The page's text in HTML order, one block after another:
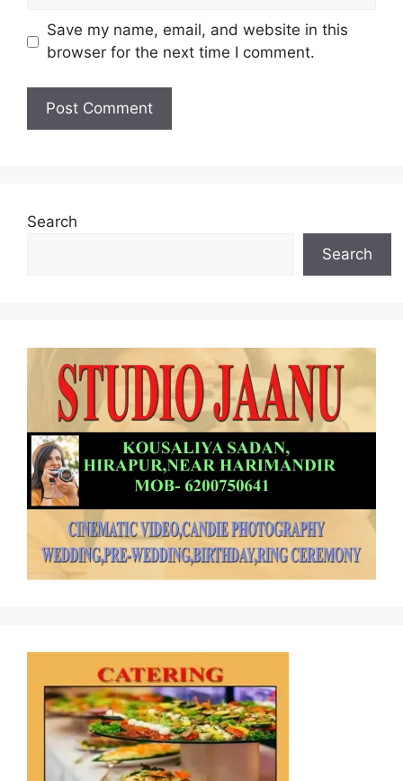
Save my name, email, and website in this
browser for the next time I comment.
Search
Search